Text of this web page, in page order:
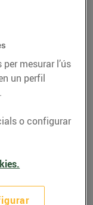
mesurar l’ús
un perfil
o configurar